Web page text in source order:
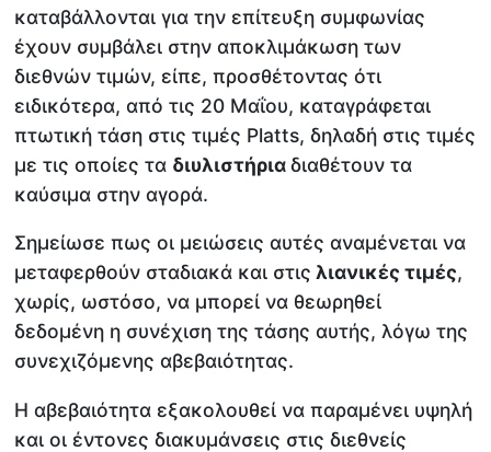
καταβάλλονται για την επίτευξη συμφωνίας
έχουν συμβάλει στην αποκλιμάκωση των
διεθνών τιμών, είπε, προσθέτοντας ότι
ειδικότερα, από τις 20 Μαΐου, καταγράφεται
πτωτική τάση στις τιμές Platts, δηλαδή στις τιμές
με τις οποίες τα διυλιστήριαδιαθέτουν τα
καύσιμα στην αγορά.
Σημείωσε πως οι μειώσεις αυτές αναμένεται να
μεταφερθούν σταδιακά και στις λιανικές τιμές,
χωρίς, ωστόσο, να μπορεί να θεωρηθεί
δεδομένη η συνέχιση της τάσης αυτής, λόγω της
συνεχιζόμενης αβεβαιότητας.
Η αβεβαιότητα εξακολουθεί να παραμένει υψηλή
και οι έντονες διακυμάνσεις στις διεθνείς